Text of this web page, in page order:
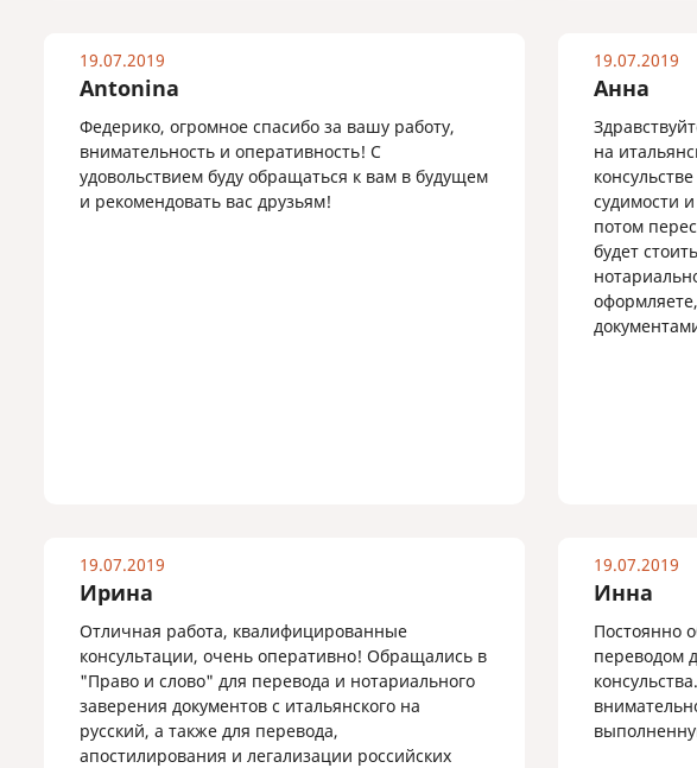
19.07.2019
Antonina
Федерико, огромное спасибо за вашу работу,
внимательность и оперативность! С
удовольствием буду обращаться к вам в будущем
и рекомендовать вас друзьям!
19.07.2019
Анна
на
судимости
потом
будет
19.07.2019
Ирина
Отличная работа, квалифицированные
консультации, очень оперативно! Обращались в
"Право и слово" для перевода и нотариального
заверения документов с итальянского на
русский, а также для перевода,
апостилирования и легализации российских
19.07.2019
Инна
Постоянно
переводом